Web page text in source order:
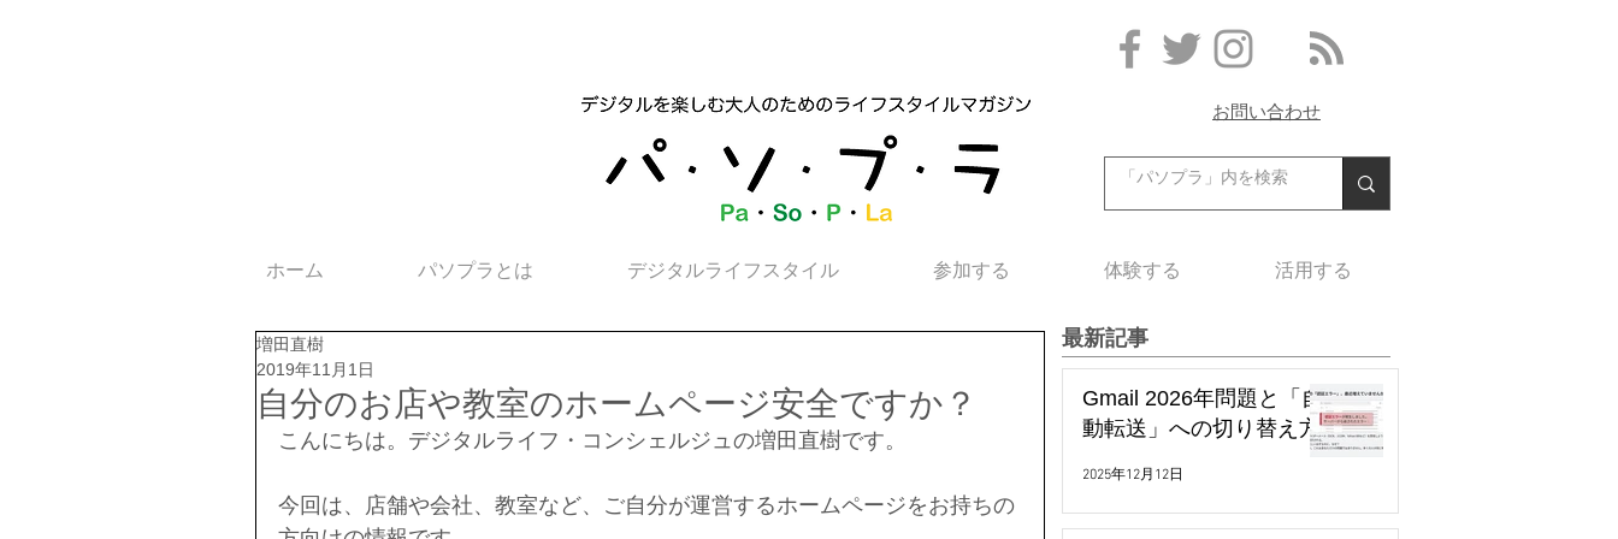
お問い合わせ
ホーム パソプラとは デジタルライフスタイル 参加する 体験する 活用する
自分のお店や教室のホームページ安全ですか？
増田直樹
2019年11月1日
こんにちは。デジタルライフ・コンシェルジュの増田直樹です。
今回は、店舗や会社、教室など、ご自分が運営するホームページをお持ちの
最新記事
Gmail 2026年問題と「自
動転送」への切り替え方
2025年12月12日